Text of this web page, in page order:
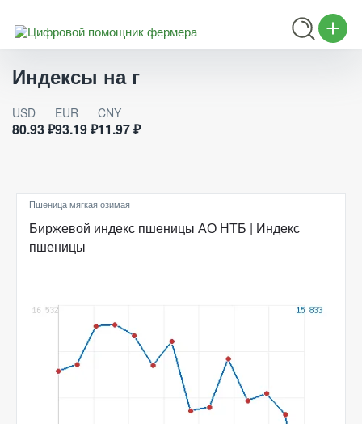
Индексы на г
USD
80.93 ₽
EUR
93.19 ₽
CNY
11.97 ₽
Пшеница мягкая озимая
Биржевой индекс пшеницы АО НТБ | Индекс
пшеницы